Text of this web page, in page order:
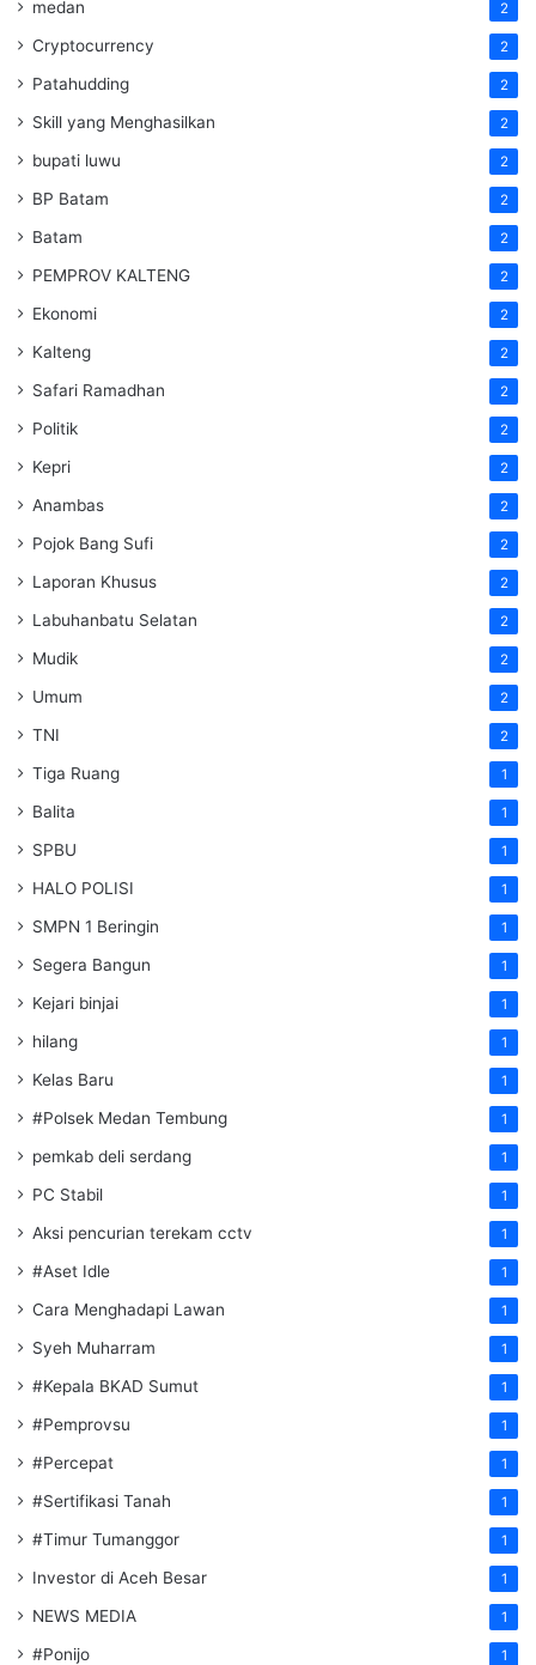
medan 2
Cryptocurrency 2
Patahudding 2
Skill yang Menghasilkan 2
bupati luwu 2
BP Batam 2
Batam 2
PEMPROV KALTENG 2
Ekonomi 2
Kalteng 2
Safari Ramadhan 2
Politik 2
Kepri 2
Anambas 2
Pojok Bang Sufi 2
Laporan Khusus 2
Labuhanbatu Selatan 2
Mudik 2
Umum 2
TNI 2
Tiga Ruang 1
Balita 1
SPBU 1
HALO POLISI 1
SMPN 1 Beringin 1
Segera Bangun 1
Kejari binjai 1
hilang 1
Kelas Baru 1
#Polsek Medan Tembung 1
pemkab deli serdang 1
PC Stabil 1
Aksi pencurian terekam cctv 1
#Aset Idle 1
Cara Menghadapi Lawan 1
Syeh Muharram 1
#Kepala BKAD Sumut 1
#Pemprovsu 1
#Percepat 1
#Sertifikasi Tanah 1
#Timur Tumanggor 1
Investor di Aceh Besar 1
NEWS MEDIA 1
#Ponijo 1